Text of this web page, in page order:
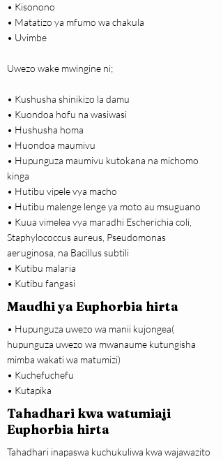
• Kisonono
• Matatizo ya mfumo wa chakula
• Uvimbe
Uwezo wake mwingine ni;
• Kushusha shinikizo la damu
• Kuondoa hofu na wasiwasi
• Hushusha homa
• Huondoa maumivu
• Hupunguza maumivu kutokana na michomo
kinga
• Hutibu vipele vya macho
• Hutibu malenge lenge ya moto au msuguano
• Kuua vimelea vya maradhi Escherichia coli,
Staphylococcus aureus, Pseudomonas
aeruginosa, na Bacillus subtili
• Kutibu malaria
• Kutibu fangasi
Maudhi ya Euphorbia hirta
• Hupunguza uwezo wa manii kujongea(
hupunguza uwezo wa mwanaume kutungisha
mimba wakati wa matumizi)
• Kuchefuchefu
• Kutapika
Tahadhari kwa watumiaji
Euphorbia hirta
Tahadhari inapaswa kuchukuliwa kwa wajawazito